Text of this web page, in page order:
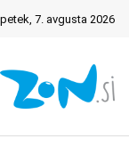
petek, 7. avgusta 2026